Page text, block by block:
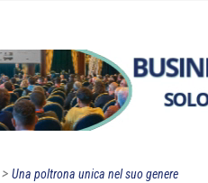
> Una poltrona unica nel suo genere